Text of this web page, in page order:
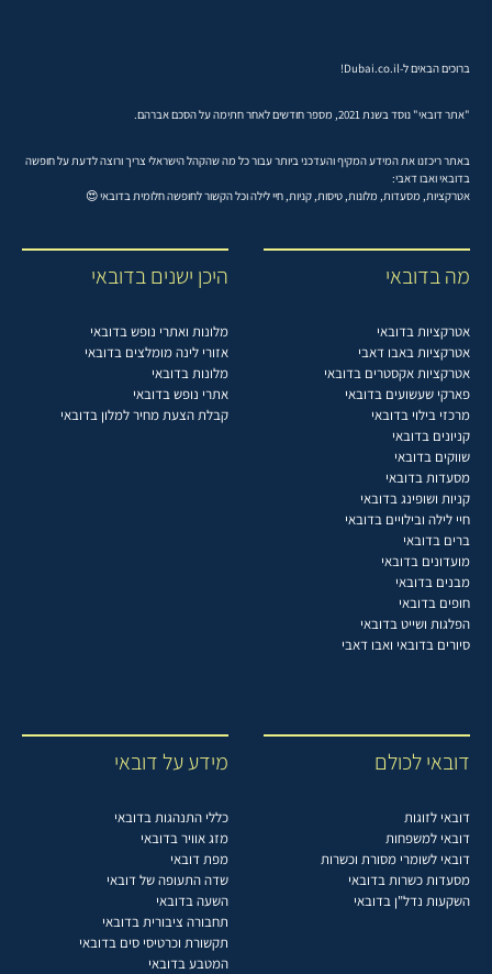
ברוכים הבאים ל-Dubai.co.il!
"אתר דובאי" נוסד בשנת 2021, מספר חודשים לאחר חתימה על הסכם אברהם.
באתר ריכזנו את המידע המקיף והעדכני ביותר עבור כל מה שהקהל הישראלי צריך ורוצה לדעת על חופשה
בדובאי ואבו דאבי:
אטרקציות, מסעדות, מלונות, טיסות, קניות, חיי לילה וכל הקשור לחופשה חלומית בדובאי 😍
מה בדובאי
אטרקציות בדובאי
אטרקציות באבו דאבי
אטרקציות אקסטרים בדובאי
פארקי שעשועים בדובאי
מרכזי בילוי בדובאי
קניונים בדובאי
שווקים בדובאי
מסעדות בדובאי
קניות ושופינג בדובאי
חיי לילה ובילויים בדובאי
ברים בדובאי
מועדונים בדובאי
מבנים בדובאי
חופים בדובאי
הפלגות ושייט בדובאי
סיורים בדובאי ואבו דאבי
היכן ישנים בדובאי
מלונות ואתרי נופש בדובאי
אזורי לינה מומלצים בדובאי
מלונות בדובאי
אתרי נופש בדובאי
קבלת הצעת מחיר למלון בדובאי
דובאי לכולם
דובאי לזוגות
דובאי למשפחות
דובאי לשומרי מסורת וכשרות
מסעדות כשרות בדובאי
השקעות נדל"ן בדובאי
מידע על דובאי
כללי התנהגות בדובאי
מזג אוויר בדובאי
מפת דובאי
שדה התעופה של דובאי
השעה בדובאי
תחבורה ציבורית בדובאי
תקשורת וכרטיסי סים בדובאי
המטבע בדובאי